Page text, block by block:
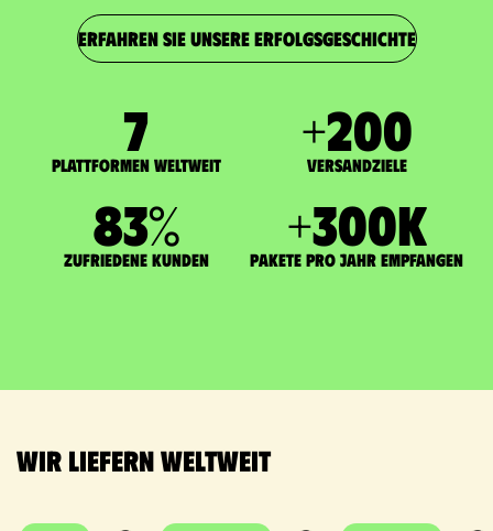
ERFAHREN SIE UNSERE ERFOLGSGESCHICHTE
7
Plattformen weltweit
+200
Versandziele
83%
zufriedene Kunden
+300K
Pakete pro Jahr empfangen
Wir liefern weltweit